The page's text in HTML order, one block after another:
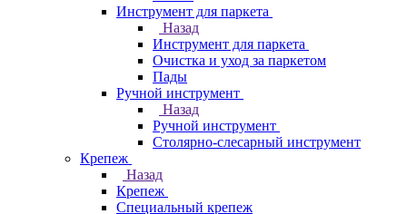
Инструмент для паркета
Назад
Инструмент для паркета
Очистка и уход за паркетом
Пады
Ручной инструмент
Назад
Ручной инструмент
Столярно-слесарный инструмент
Крепеж
Назад
Крепеж
Специальный крепеж